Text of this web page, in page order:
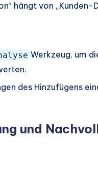
hängt von „Kunden-
Werkzeug, um
des Hinzufügens
und